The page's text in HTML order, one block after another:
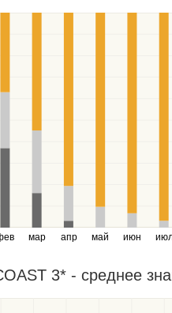
мар апр май июн
3* - среднее